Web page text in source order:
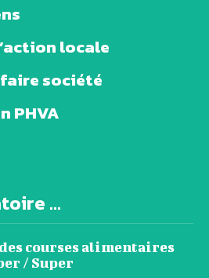
locale
société
PHVA
...
courses alimentaires
/ Super